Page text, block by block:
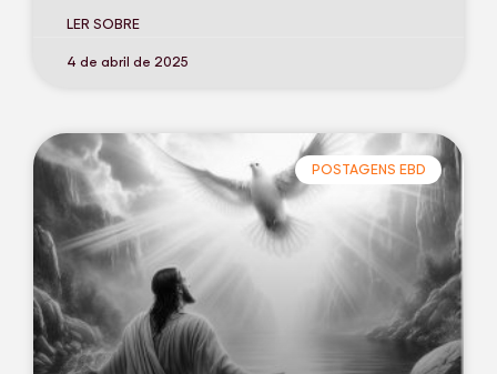
LER SOBRE
4 de abril de 2025
POSTAGENS EBD